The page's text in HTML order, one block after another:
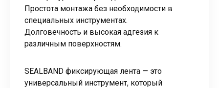
Простота монтажа без необходимости в
специальных инструментах.
Долговечность и высокая адгезия к
различным поверхностям.
SEALBAND фиксирующая лента — это
универсальный инструмент, который